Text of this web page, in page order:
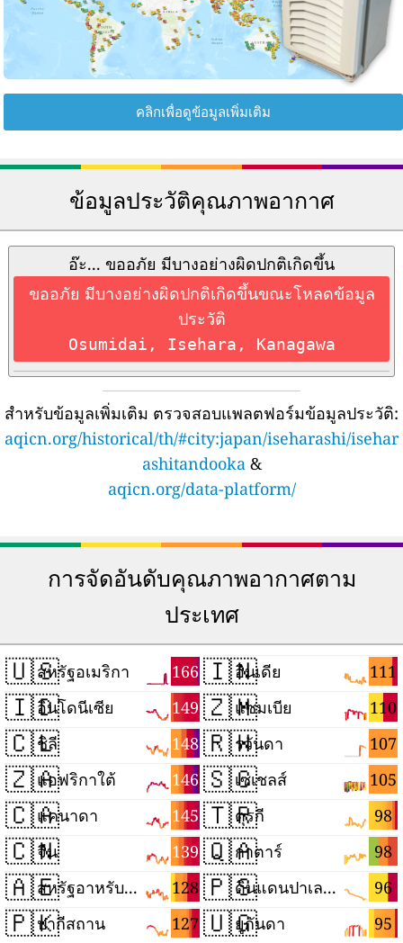
คลิกเพื่อดูข้อมูลเพิ่มเติม
ข้อมูลประวัติคุณภาพอากาศ
อ๊ะ... ขออภัย มีบางอย่างผิดปกติเกิดขึ้น
ขออภัย มีบางอย่างผิดปกติเกิดขึ้นขณะโหลดข้อมูล
ประวัติ
Osumidai, Isehara, Kanagawa
สำหรับข้อมูลเพิ่มเติม ตรวจสอบแพลตฟอร์มข้อมูลประวัติ:
aqicn.org/historical/th/#city:japan/iseharashi/isehar
ashitandooka&
aqicn.org/data-platform/
การจัดอันดับคุณภาพอากาศตาม
ประเทศ
🇺🇸 166
สหรัฐอเมริกา
🇮🇩 149
อินโดนีเซีย
🇨🇱 148
ชิลี
🇿🇦 146
แอฟริกาใต้
🇨🇦 145
แคนาดา
🇨🇳 139
จีน
🇦🇪 128
สหรัฐอาหรับเอมิเรตส์
🇵🇰 127
ปากีสถาน
🇮🇳 111
อินเดีย
🇿🇲 110
แซมเบีย
🇷🇼 107
รวันดา
🇸🇨 105
เซเชลส์
🇹🇷 98
ตุรกี
🇶🇦 98
กาตาร์
🇵🇸 96
ดินแดนปาเลสไตน์
🇺🇬 95
ยูกันดา